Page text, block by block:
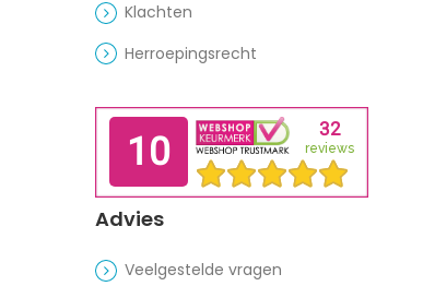
Klachten
Herroepingsrecht
Advies
Veelgestelde vragen